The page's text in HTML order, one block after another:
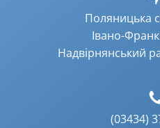
Поляницька
Івано-
Надвірнянський
(03434)